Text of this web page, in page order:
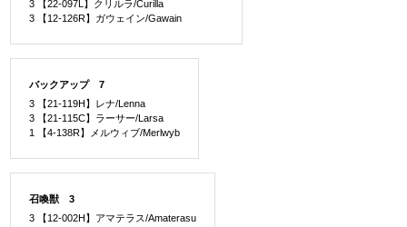
3 【22-097L】クリルラ/Curilla
3 【12-126R】ガウェイン/Gawain
バックアップ 7
3 【21-119H】レナ/Lenna
3 【21-115C】ラーサー/Larsa
1 【4-138R】メルウィブ/Merlwyb
召喚獣 3
3 【12-002H】アマテラス/Amaterasu